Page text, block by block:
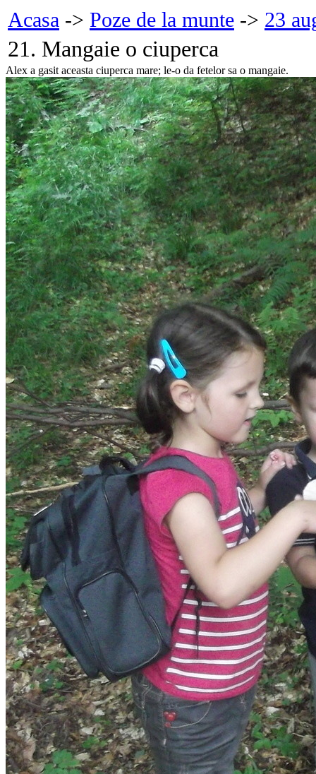
Acasa -> Poze de la munte -> 23
21. Mangaie o ciuperca
Alex a gasit aceasta ciuperca mare; le-o da fetelor sa o mangaie.